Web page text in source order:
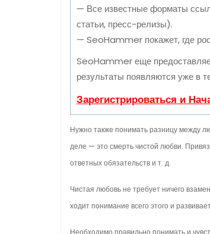
— Все известные форматы
статьи, пресс-релизы).
— SeoHammer покажет, где
SeoHammer еще
результаты появляются уже в
Зарегистрироваться и
Нужно также понимать разницу между
деле — это смерть чистой любви.
ответных обязательств и т. д.
Чистая любовь не требует ничего
ходит понимание всего этого и
Необходимо правильно понимать и